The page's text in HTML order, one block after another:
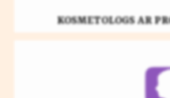
KOSMETOLOGS AR